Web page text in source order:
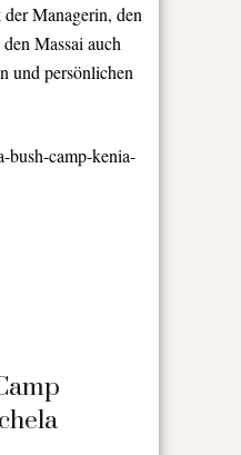
Managerin, den
Massai auch
und persönlichen